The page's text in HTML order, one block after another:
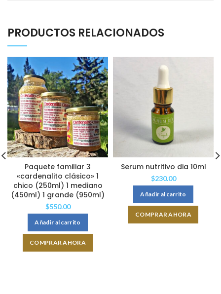
PRODUCTOS RELACIONADOS
Paquete familiar 3
«cardenalito clásico» 1
chico (250ml) 1 mediano
(450ml) 1 grande (950ml)
$550.00
Añadir al carrito
COMPRAR AHORA
Serum nutritivo dia 10ml
$230.00
Añadir al carrito
COMPRAR AHORA